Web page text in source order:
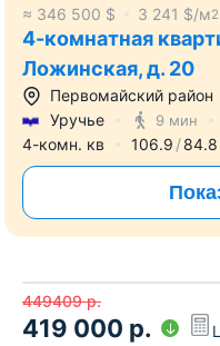
≈ 346 500 $ 3 241 $/м2
4-комнатная
Ложинская, д. 20
Первомайский район
Уручье
9 мин
4-комн. кв 106.9 84.8
449409 р.
419 000 р.